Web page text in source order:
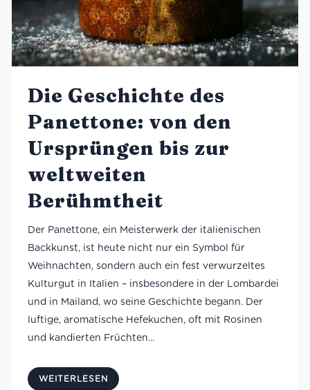
Die Geschichte des
Panettone: von den
Ursprüngen bis zur
weltweiten
Berühmtheit
Der Panettone, ein Meisterwerk der italienischen
Backkunst, ist heute nicht nur ein Symbol für
Weihnachten, sondern auch ein fest verwurzeltes
Kulturgut in Italien – insbesondere in der Lombardei
und in Mailand, wo seine Geschichte begann. Der
luftige, aromatische Hefekuchen, oft mit Rosinen
und kandierten Früchten...
WEITERLESEN